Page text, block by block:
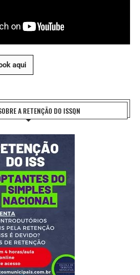
aqui
A RETENÇÃO DO ISSQN